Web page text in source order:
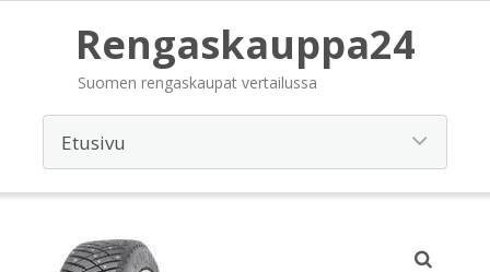
Rengaskauppa24
Suomen rengaskaupat vertailussa